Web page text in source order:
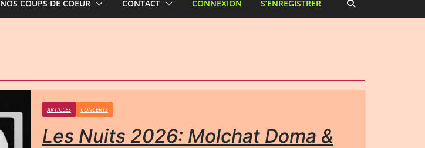
NOS COUPS DE COEUR CONTACT CONNEXION S’ENREGISTRER
ARTICLES CONCERTS
Les Nuits 2026: Molchat Doma &